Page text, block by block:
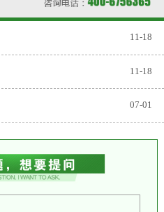
11-18
11-18
07-01